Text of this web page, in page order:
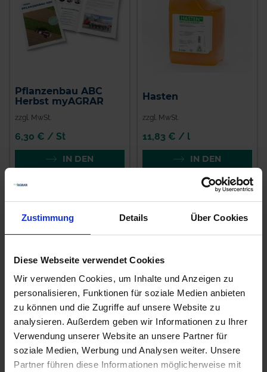
Zustimmung Details Über Cookies
Diese Webseite verwendet Cookies
Wir verwenden Cookies, um Inhalte und Anzeigen zu
personalisieren, Funktionen für soziale Medien anbieten
zu können und die Zugriffe auf unsere Website zu
analysieren. Außerdem geben wir Informationen zu Ihrer
Verwendung unserer Website an unsere Partner für
soziale Medien, Werbung und Analysen weiter. Unsere
Partner führen diese Informationen möglicherweise mit
Pflanzenbau ABC
Herbst myAGRAR
zzgl. MwSt.
6,30 € / St
IN DEN
WARENKORB
Hasten
zzgl. MwSt.
11,83 € / l
IN DEN
WARENKORB
Magnello
zzgl. MwSt.
30,76 € / l
Fusilade MAX
zzgl. MwSt.
27,92 € / l